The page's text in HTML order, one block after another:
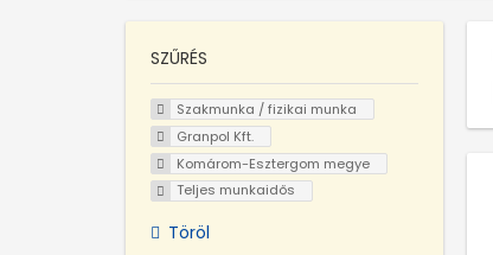
SZŰRÉS
Szakmunka / fizikai munka
Granpol Kft.
Komárom-Esztergom megye
Teljes munkaidős
Töröl